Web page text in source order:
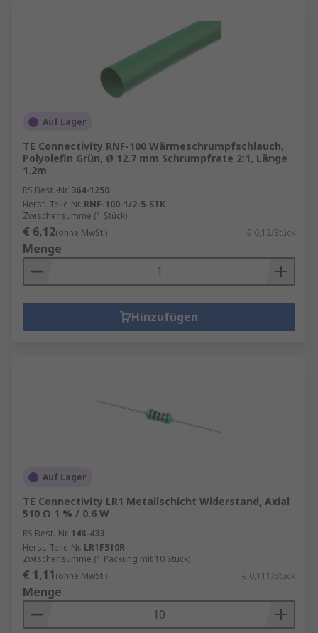
Auf Lager
TE Connectivity RNF-100 Wärmeschrumpfschlauch,
Polyolefin Grün, Ø 12.7 mm Schrumpfrate 2:1, Länge
1.2m
RS Best.-Nr. 364-1250
Herst. Teile-Nr. RNF-100-1/2-5-STK
Zwischensumme (1 Stück)
€ 6,12(ohne MwSt.) € 6,12/Stück
Menge
Hinzufügen
Auf Lager
TE Connectivity LR1 Metallschicht Widerstand, Axial
510 Ω 1 % / 0.6 W
RS Best.-Nr. 148-433
Herst. Teile-Nr. LR1F510R
Zwischensumme (1 Packung mit 10 Stück)
€ 1,11(ohne MwSt.) € 0,111/Stück
Menge